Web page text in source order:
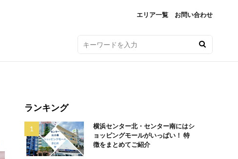
エリア一覧 お問い合わせ
ランキング
横浜センター北・センター南にはシ
ョッピングモールがいっぱい！ 特
徴をまとめてご紹介